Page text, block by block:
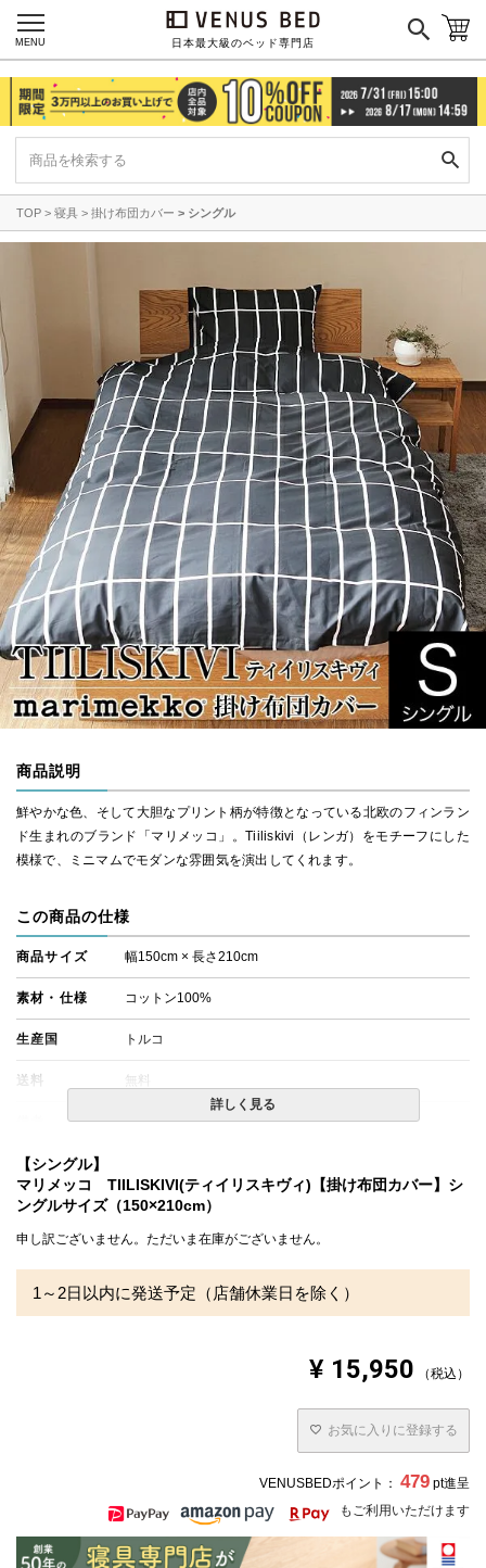
日本最大級のベッド専門店
MENU
テンピュール
マットレス一覧を見る
ご利用ガイド
マイページ ログイン
TOP 寝具 掛け布団カバー シングル
商品説明
鮮やかな色、そして大胆なプリント柄が特徴となっている北欧のフィンラン
ド生まれのブランド「マリメッコ」。Tiiliskivi（レンガ）をモチーフにした
模様で、ミニマムでモダンな雰囲気を演出してくれます。
この商品の仕様
商品サイズ 幅150cm × 長さ210cm
素材・仕様 コットン100%
生産国 トルコ
送料 無料
・配達日指定ＯＫ！
合があります。
・※枕カバーは別売りです。
詳しく見る
【シングル】
マリメッコ TIILISKIVI(ティイリスキヴィ)【掛け布団カバー】シ
ングルサイズ（150×210cm）
申し訳ございません。ただいま在庫がございません。
1～2日以内に発送予定（店舗休業日を除く）
¥ 15,950 税込
お気に入りに登録する
VENUSBEDポイント： 479 pt進呈
もご利用いただけます